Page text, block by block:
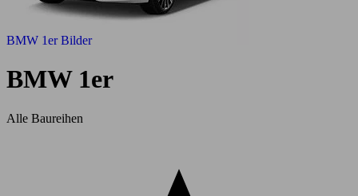
BMW 1er Bilder
BMW 1er
Alle Baureihen